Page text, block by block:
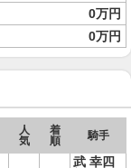
0万円
0万円
人
気
着
順
騎手
武 幸四